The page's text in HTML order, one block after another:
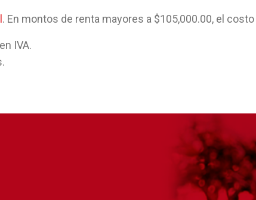
. En montos de renta mayores a $105,000.00, el
IVA.